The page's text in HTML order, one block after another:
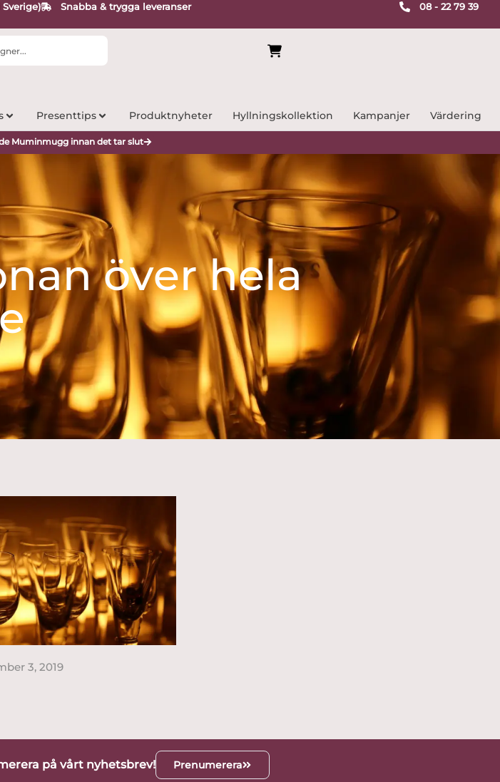
Snabba & trygga leveranser 08 - 22 79 39
Presenttips Produktnyheter Hyllningskollektion Kampanjer Värdering
Muminmugg innan det tar slut
över hela
3, 2019
på vårt nyhetsbrev! Prenumerera